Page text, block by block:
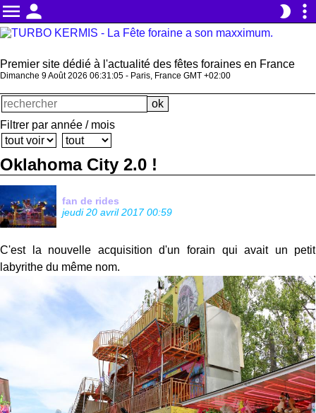
menu person brightness_2 more_vert
Premier site dédié à l'actualité des fêtes foraines en France
Dimanche 9 Août 2026 06:31:05 - Paris, France GMT +02:00
Filtrer par année / mois
Oklahoma City 2.0 !
fan de rides
jeudi 20 avril 2017 00:59
C'est la nouvelle acquisition d'un forain qui avait un petit
labyrithe du même nom.